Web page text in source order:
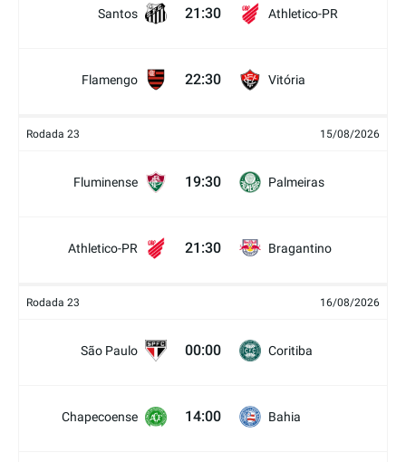
Santos 21:30 Athletico-PR
Flamengo 22:30 Vitória
Rodada 23 15/08/2026
Fluminense 19:30 Palmeiras
Athletico-PR 21:30 Bragantino
Rodada 23 16/08/2026
São Paulo 00:00 Coritiba
Chapecoense 14:00 Bahia